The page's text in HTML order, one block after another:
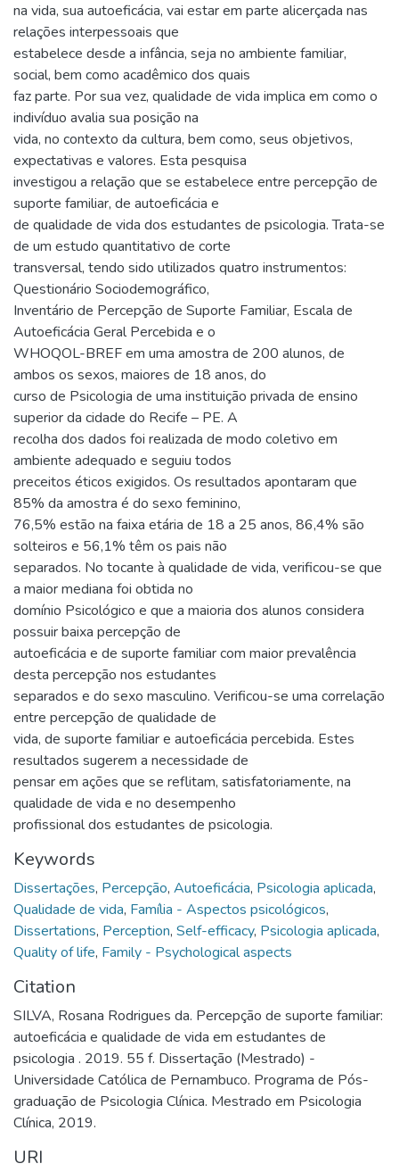
na vida, sua autoeficácia, vai estar em parte alicerçada nas
relações interpessoais que
estabelece desde a infância, seja no ambiente familiar,
social, bem como acadêmico dos quais
faz parte. Por sua vez, qualidade de vida implica em como o
indivíduo avalia sua posição na
vida, no contexto da cultura, bem como, seus objetivos,
expectativas e valores. Esta pesquisa
investigou a relação que se estabelece entre percepção de
suporte familiar, de autoeficácia e
de qualidade de vida dos estudantes de psicologia. Trata-se
de um estudo quantitativo de corte
transversal, tendo sido utilizados quatro instrumentos:
Questionário Sociodemográfico,
Inventário de Percepção de Suporte Familiar, Escala de
Autoeficácia Geral Percebida e o
WHOQOL-BREF em uma amostra de 200 alunos, de
ambos os sexos, maiores de 18 anos, do
curso de Psicologia de uma instituição privada de ensino
superior da cidade do Recife – PE. A
recolha dos dados foi realizada de modo coletivo em
ambiente adequado e seguiu todos
preceitos éticos exigidos. Os resultados apontaram que
85% da amostra é do sexo feminino,
76,5% estão na faixa etária de 18 a 25 anos, 86,4% são
solteiros e 56,1% têm os pais não
separados. No tocante à qualidade de vida, verificou-se que
a maior mediana foi obtida no
domínio Psicológico e que a maioria dos alunos considera
possuir baixa percepção de
autoeficácia e de suporte familiar com maior prevalência
desta percepção nos estudantes
separados e do sexo masculino. Verificou-se uma correlação
entre percepção de qualidade de
vida, de suporte familiar e autoeficácia percebida. Estes
resultados sugerem a necessidade de
pensar em ações que se reflitam, satisfatoriamente, na
qualidade de vida e no desempenho
profissional dos estudantes de psicologia.
Keywords
Dissertações, Percepção, Autoeficácia, Psicologia aplicada,
Qualidade de vida, Família - Aspectos psicológicos,
Dissertations, Perception, Self-efficacy, Psicologia aplicada,
Quality of life, Family - Psychological aspects
Citation
SILVA, Rosana Rodrigues da. Percepção de suporte familiar:
autoeficácia e qualidade de vida em estudantes de
psicologia . 2019. 55 f. Dissertação (Mestrado) -
Universidade Católica de Pernambuco. Programa de Pós-
graduação de Psicologia Clínica. Mestrado em Psicologia
Clínica, 2019.
URI